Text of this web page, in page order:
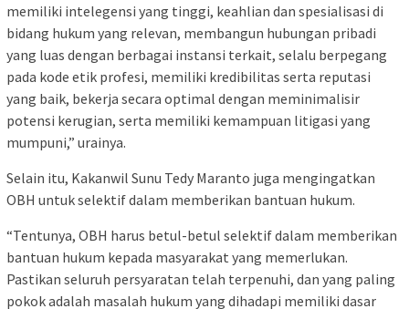
memiliki intelegensi yang tinggi, keahlian dan spesialisasi di
bidang hukum yang relevan, membangun hubungan pribadi
yang luas dengan berbagai instansi terkait, selalu berpegang
pada kode etik profesi, memiliki kredibilitas serta reputasi
yang baik, bekerja secara optimal dengan meminimalisir
potensi kerugian, serta memiliki kemampuan litigasi yang
mumpuni,” urainya.
Selain itu, Kakanwil Sunu Tedy Maranto juga mengingatkan
OBH untuk selektif dalam memberikan bantuan hukum.
“Tentunya, OBH harus betul-betul selektif dalam memberikan
bantuan hukum kepada masyarakat yang memerlukan.
Pastikan seluruh persyaratan telah terpenuhi, dan yang paling
pokok adalah masalah hukum yang dihadapi memiliki dasar